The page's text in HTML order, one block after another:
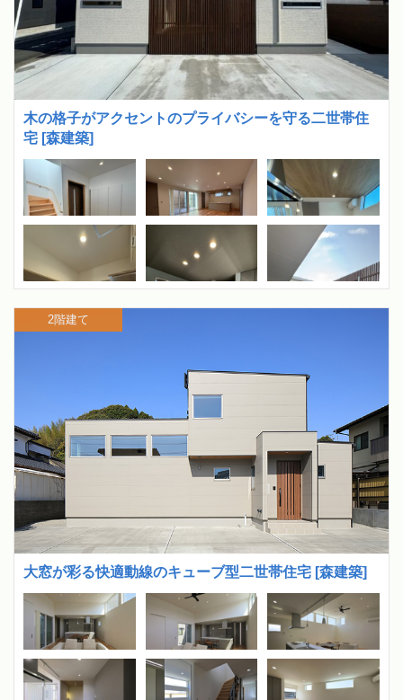
木の格子がアクセントのプライバシーを守る二世帯住
宅 [森建築]
大窓が彩る快適動線のキューブ型二世帯住宅 [森建築]
2階建て